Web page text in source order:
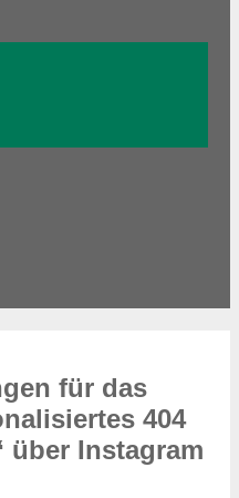
für das
404
über Instagram